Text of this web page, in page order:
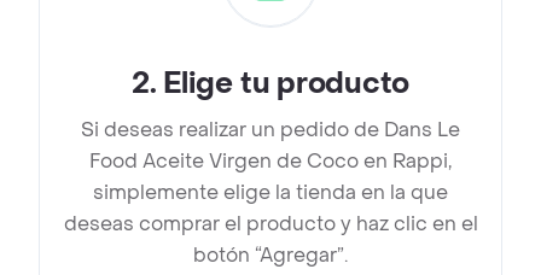
2. Elige tu producto
Si deseas realizar un pedido de Dans Le
Food Aceite Virgen de Coco en Rappi,
simplemente elige la tienda en la que
deseas comprar el producto y haz clic en el
botón “Agregar”.